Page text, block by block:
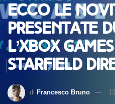
Ecco le
presentate
l’Xbox
Starfield
di Francesco Bruno